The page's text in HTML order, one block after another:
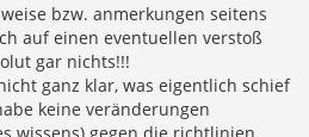
bzw. anmerkungen seitens
auf einen eventuellen verstoß
gar nichts!!!
ganz klar, was eigentlich schief
keine veränderungen
wissens) gegen die richtlinien